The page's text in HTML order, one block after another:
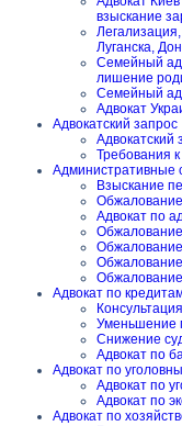
взыскание
Луганска,
Семейный
лишение
Семейный
Адвокат
Адвокатский запрос
Адвокатский
Требования
Административные
Взыскание
Обжалование
Адвокат по
Адвокат по
Уменьшение
Снижение
Адвокат по
Адвокат по
Адвокат по
Адвокат по
Адвокат по